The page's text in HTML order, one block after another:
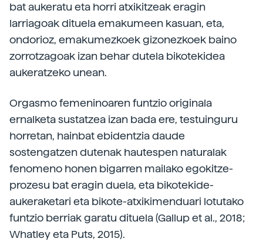
bat aukeratu eta horri atxikitzeak eragin
larriagoak dituela emakumeen kasuan, eta,
ondorioz, emakumezkoek gizonezkoek baino
zorrotzagoak izan behar dutela bikotekidea
aukeratzeko unean.
Orgasmo femeninoaren funtzio originala
ernalketa sustatzea izan bada ere, testuinguru
horretan, hainbat ebidentzia daude
sostengatzen dutenak hautespen naturalak
fenomeno honen bigarren mailako egokitze-
prozesu bat eragin duela, eta bikotekide-
aukeraketari eta bikote-atxikimenduari lotutako
funtzio berriak garatu dituela (Gallup et al., 2018;
Whatley eta Puts, 2015).